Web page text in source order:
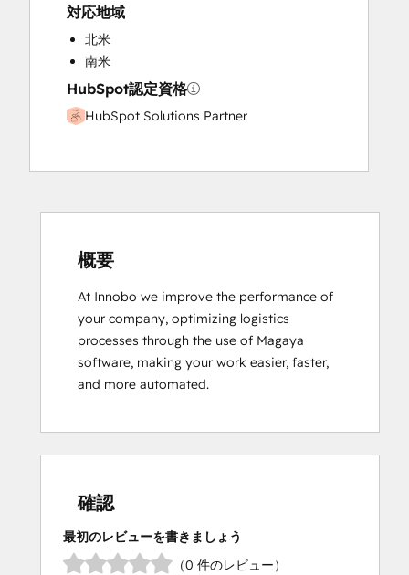
対応地域
北米
南米
HubSpot認定資格
HubSpot Solutions Partner
概要
At Innobo we improve the performance of
your company, optimizing logistics
processes through the use of Magaya
software, making your work easier, faster,
and more automated.
確認
最初のレビューを書きましょう
（0 件のレビュー）